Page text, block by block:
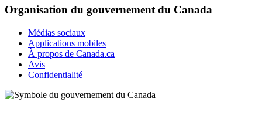
Organisation du gouvernement du Canada
Médias sociaux
Applications mobiles
À propos de Canada.ca
Avis
Confidentialité